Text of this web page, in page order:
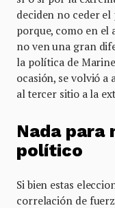
deciden no ceder
porque, como en el
no ven una gran
la política de
ocasión, se volvió
al tercer sitio a la
Nada para
político
Si bien estas
correlación de